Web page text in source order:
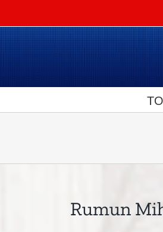
content
Rumun